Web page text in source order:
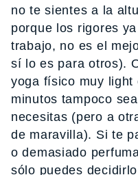
no te sientes a la
porque los rigores
trabajo, no es el
sí lo es para otros).
yoga físico muy light
minutos tampoco
necesitas (pero a
de maravilla). Si te
o demasiado
sólo puedes